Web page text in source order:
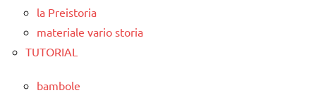
la Preistoria
materiale vario storia
TUTORIAL
bambole